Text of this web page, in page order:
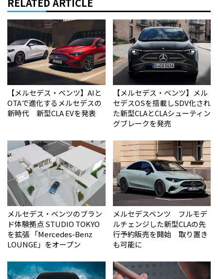
【メルセデス・ベンツ】AIと
OTAで進化するメルセデスの
新時代 新型CLA EVを発表
【メルセデス・ベンツ】メル
セデスOSを搭載しSDV化され
た新型CLAとCLAシューティン
グブレークを発売
メルセデス・ベンツのブラン
ド体験拠点 STUDIO TOKYO
を拡張 「Mercedes-Benz
LOUNGE」をオープン
メルセデスベンツ フルモデ
ルチェンジした新型CLAの先
行予約販売を開始 取り置き
も可能に